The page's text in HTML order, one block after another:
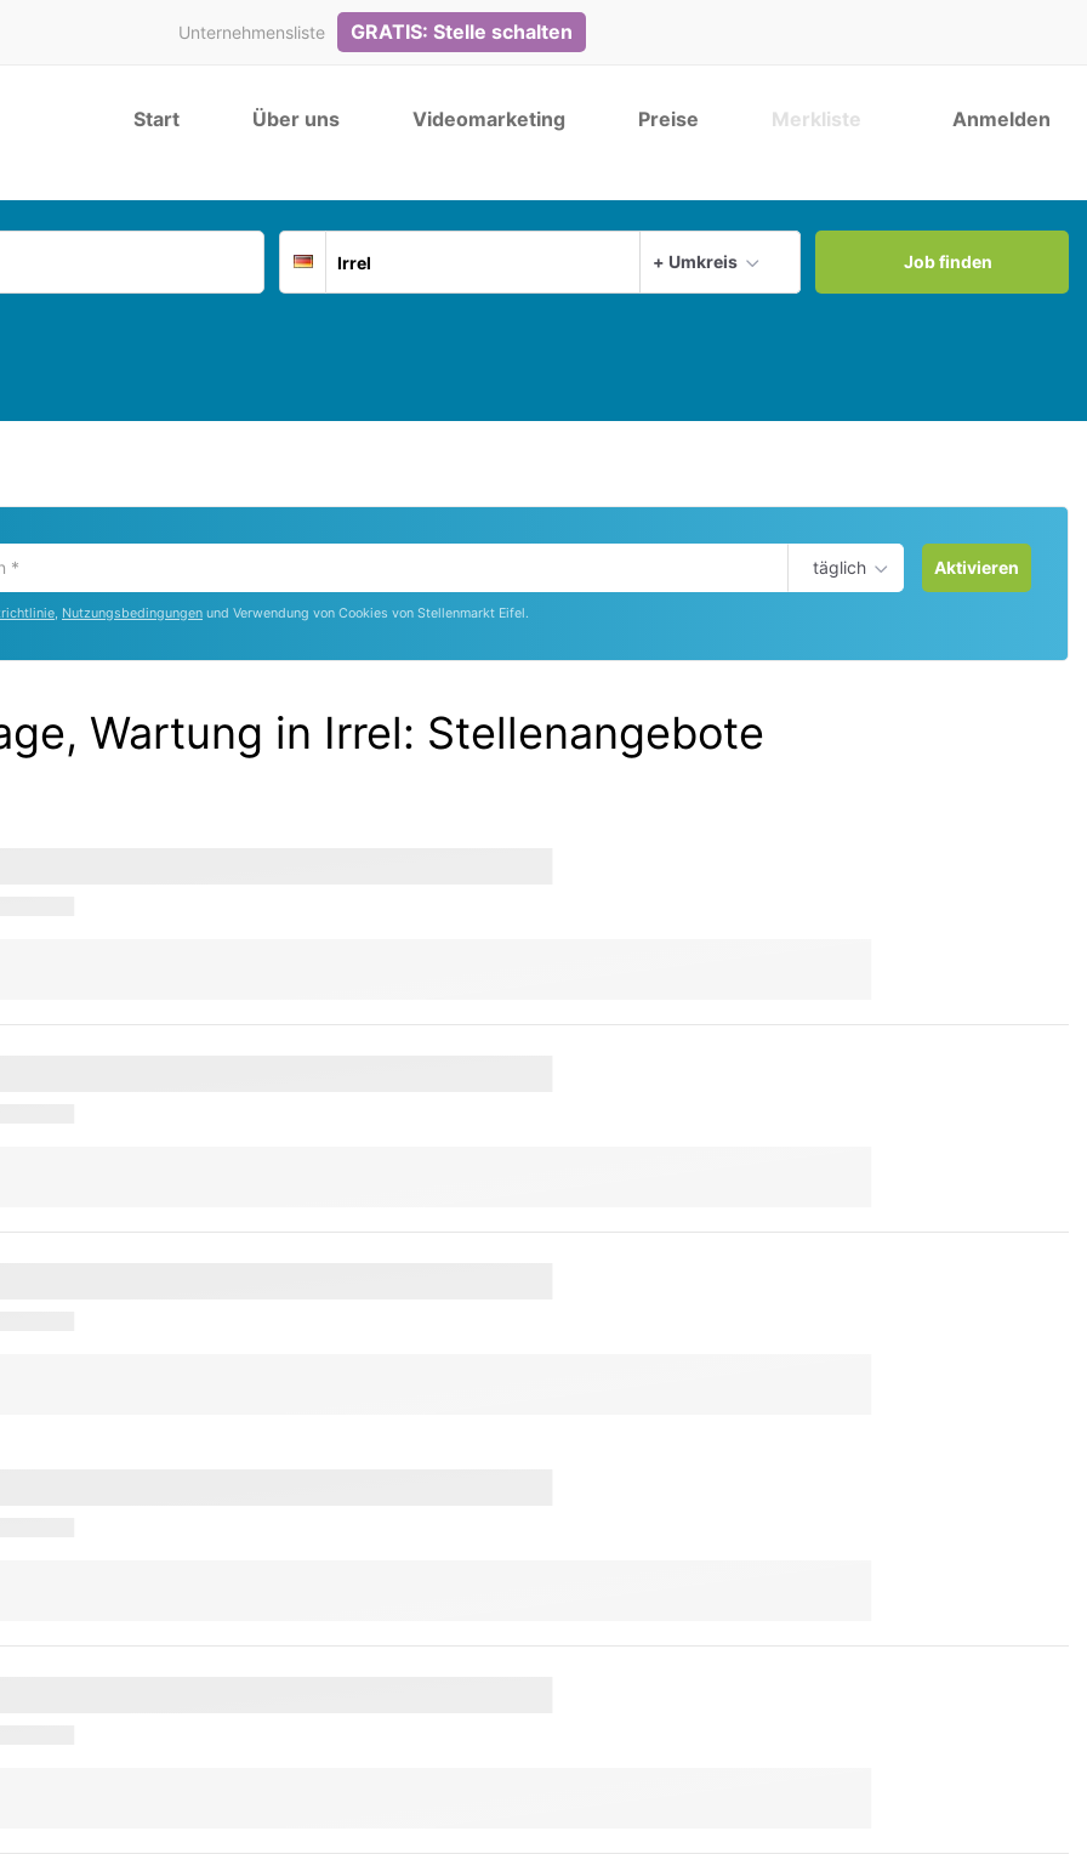
GRATIS: Stelle schalten
Unternehmensliste
Anmelden
Start Über uns Videomarketing Preise Merkliste
Deutschland
+ Umkreis
Aktuellen Ort verwenden
Job finden
täglich Aktivieren
, Nutzungsbedingungen und Verwendung von Cookies von Stellenmarkt Eifel.
Wartung in Irrel: Stellenangebote